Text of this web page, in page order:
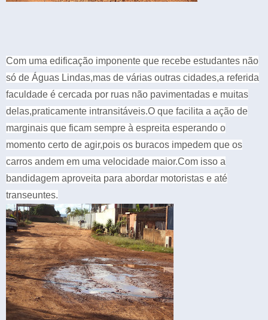
Com uma edificação imponente que recebe estudantes não
só de Águas Lindas,mas de várias outras cidades,a referida
faculdade é cercada por ruas não pavimentadas e muitas
delas,praticamente intransitáveis.O que facilita a ação de
marginais que ficam sempre à espreita esperando o
momento certo de agir,pois os buracos impedem que os
carros andem em uma velocidade maior.Com isso a
bandidagem aproveita para abordar motoristas e até
transeuntes.